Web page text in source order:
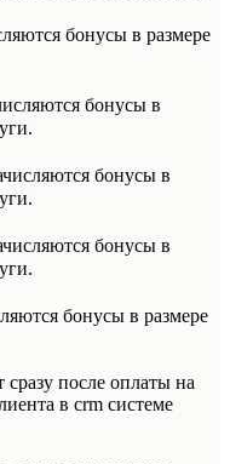
бонусы в размере
бонусы в
бонусы в
бонусы в
бонусы в размере
после оплаты на
в crm системе